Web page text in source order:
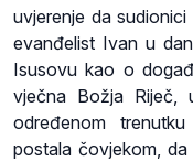
uvjerenje da
evanđelist Ivan u
Isusovu kao o
vječna Božja
određenom
postala čovjekom,